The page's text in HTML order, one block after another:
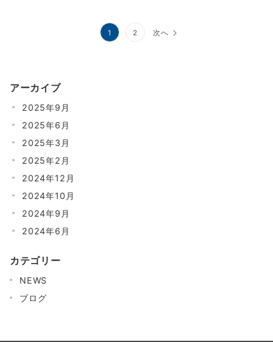
ペ
ー
ジ
送
り
1 2 次へ
アーカイブ
2025年9月
2025年6月
2025年3月
2025年2月
2024年12月
2024年10月
2024年9月
2024年6月
カテゴリー
NEWS
ブログ